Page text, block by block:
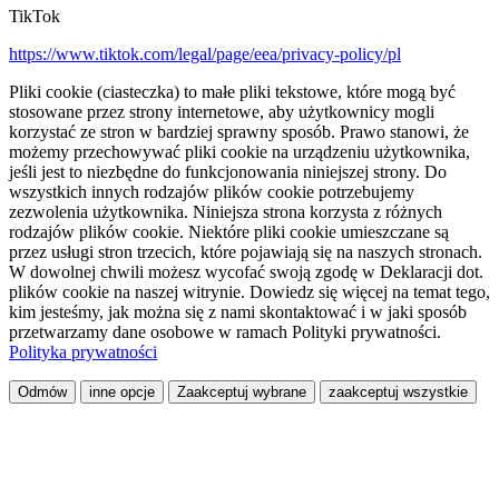
TikTok
https://www.tiktok.com/legal/page/eea/privacy-policy/pl
Pliki cookie (ciasteczka) to małe pliki tekstowe, które mogą być
stosowane przez strony internetowe, aby użytkownicy mogli
korzystać ze stron w bardziej sprawny sposób. Prawo stanowi, że
możemy przechowywać pliki cookie na urządzeniu użytkownika,
jeśli jest to niezbędne do funkcjonowania niniejszej strony. Do
wszystkich innych rodzajów plików cookie potrzebujemy
zezwolenia użytkownika. Niniejsza strona korzysta z różnych
rodzajów plików cookie. Niektóre pliki cookie umieszczane są
przez usługi stron trzecich, które pojawiają się na naszych stronach.
W dowolnej chwili możesz wycofać swoją zgodę w Deklaracji dot.
plików cookie na naszej witrynie. Dowiedz się więcej na temat tego,
kim jesteśmy, jak można się z nami skontaktować i w jaki sposób
przetwarzamy dane osobowe w ramach Polityki prywatności.
Polityka prywatności
Odmów inne opcje Zaakceptuj wybrane zaakceptuj wszystkie